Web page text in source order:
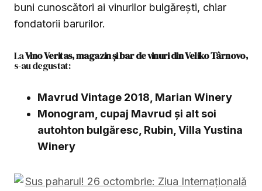
buni cunoscători ai vinurilor bulgărești, chiar
fondatorii barurilor.
LaVino Veritas, magazin și bar de vinuri din Veliko Târnovo,
s-au degustat:
Mavrud Vintage 2018, Marian Winery
Monogram, cupaj Mavrud și alt soi
autohton bulgăresc, Rubin, Villa Yustina
Winery